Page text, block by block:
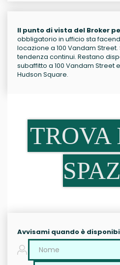
Il punto di vista del Broker
obbligatorio in ufficio sta
locazione a 100 Vandam
tendenza continui. Restano
subaffitto a 100 Vandam Street
Hudson Square.
Avvisami quando è